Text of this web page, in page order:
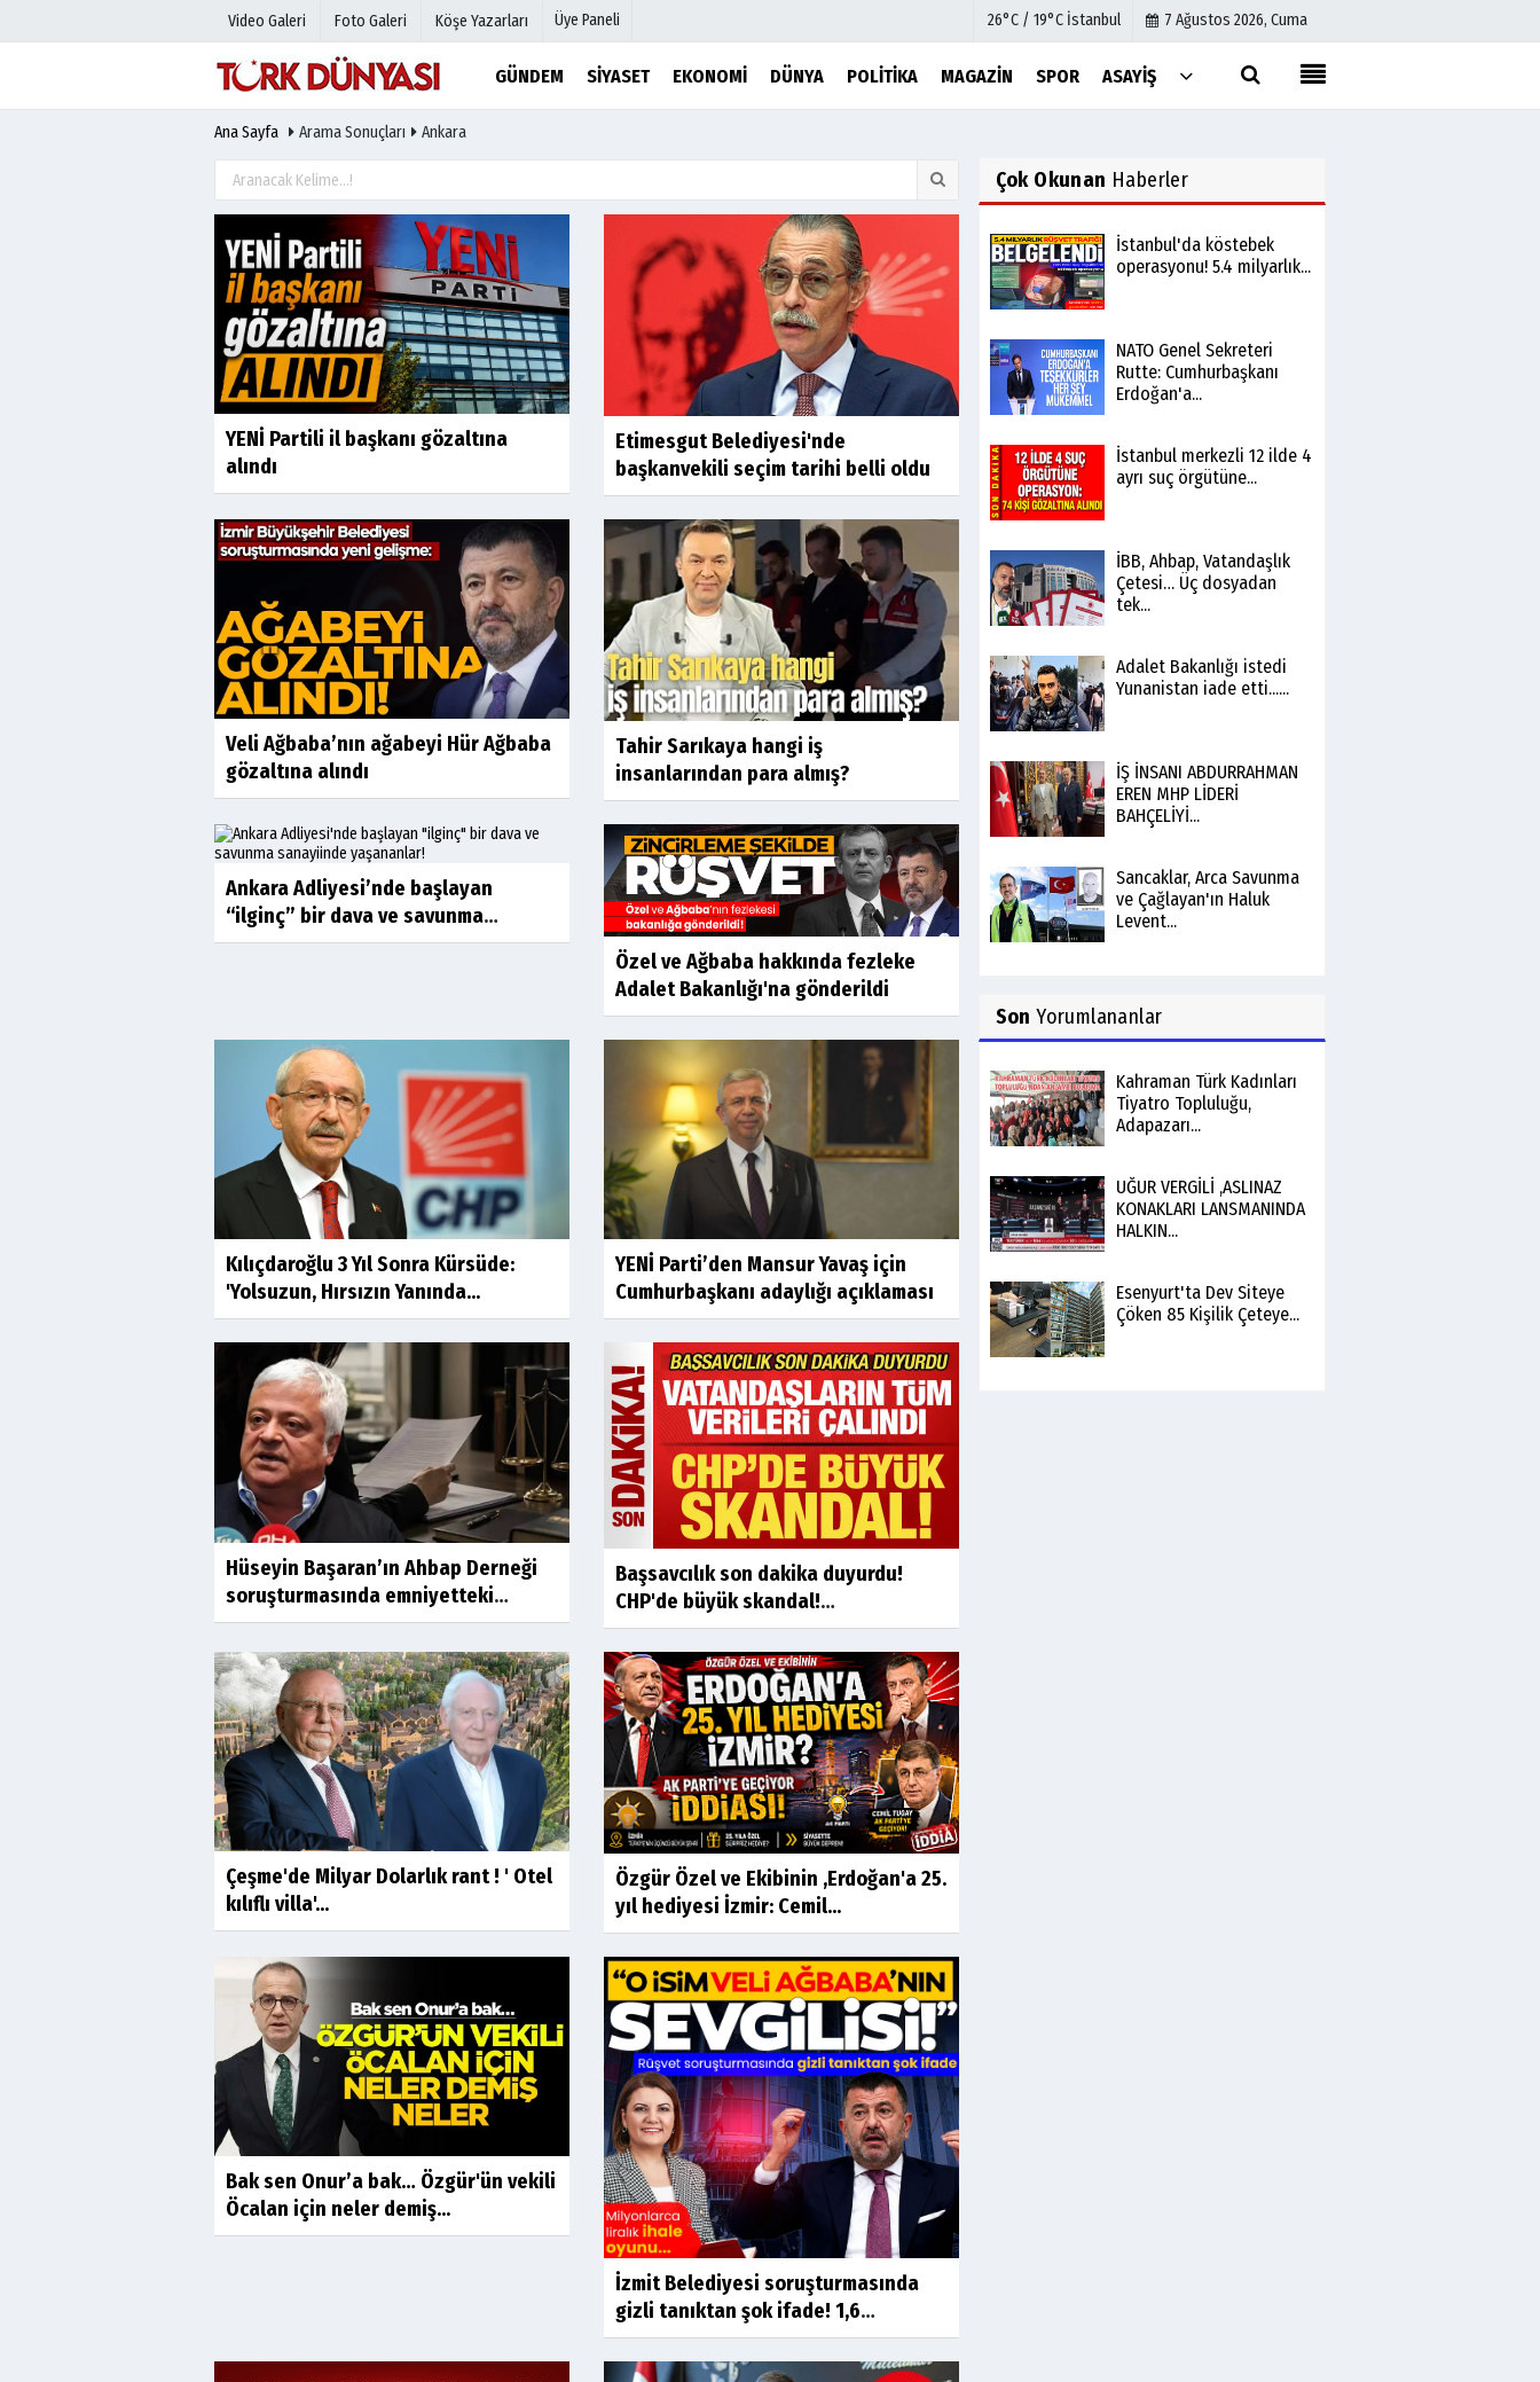
Video Galeri Foto Galeri Köşe Yazarları Üye Paneli 26°C / 19°C İstanbul 7 Ağustos 2026, Cuma
GÜNDEM SIYASET EKONOMI DÜNYA POLITIKA MAGAZIN SPOR ASAYIŞ
Hava Durumu
Anketler
Biyografiler
Foto Galeri
Etkinlikler
İletişim
Çerez Politikası
Gizlilik İlkeleri
Ana Sayfa Arama Sonuçları Ankara
YENİ Partili il başkanı gözaltına
alındı
Etimesgut Belediyesi'nde
başkanvekili seçim tarihi belli oldu
Veli Ağbaba’nın ağabeyi Hür Ağbaba
gözaltına alındı
Tahir Sarıkaya hangi iş
insanlarından para almış?
Ankara Adliyesi’nde başlayan
“ilginç” bir dava ve savunma
sanayiinde...
Özel ve Ağbaba hakkında fezleke
Adalet Bakanlığı'na gönderildi
Kılıçdaroğlu 3 Yıl Sonra Kürsüde:
'Yolsuzun, Hırsızın Yanında...
YENİ Parti’den Mansur Yavaş için
Cumhurbaşkanı adaylığı açıklaması
Hüseyin Başaran’ın Ahbap Derneği
soruşturmasında emniyetteki
ifadesi...
Başsavcılık son dakika duyurdu!
CHP'de büyük skandal!
Vatandaşların...
Çeşme'de Milyar Dolarlık rant ! ' Otel
kılıflı villa'...
Özgür Özel ve Ekibinin ,Erdoğan'a 25.
yıl hediyesi İzmir: Cemil...
Bak sen Onur’a bak… Özgür'ün vekili
Öcalan için neler demiş...
İzmit Belediyesi soruşturmasında
gizli tanıktan şok ifade! 1,6
milyonluk...
Çok Okunan Haberler
İstanbul'da köstebek
operasyonu! 5.4 milyarlık...
NATO Genel Sekreteri
Rutte: Cumhurbaşkanı
Erdoğan'a...
İstanbul merkezli 12 ilde 4
ayrı suç örgütüne...
İBB, Ahbap, Vatandaşlık
Çetesi… Üç dosyadan
tek...
Adalet Bakanlığı istedi
Yunanistan iade etti......
İŞ İNSANI ABDURRAHMAN
EREN MHP LİDERİ
BAHÇELİYİ...
Sancaklar, Arca Savunma
ve Çağlayan'ın Haluk
Levent...
Son Yorumlananlar
Kahraman Türk Kadınları
Tiyatro Topluluğu,
Adapazarı...
UĞUR VERGİLİ ,ASLINAZ
KONAKLARI LANSMANINDA
HALKIN...
Esenyurt'ta Dev Siteye
Çöken 85 Kişilik Çeteye...